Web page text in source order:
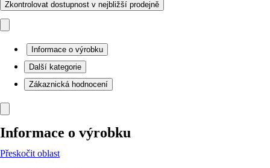
Zkontrolovat dostupnost v nejbližší prodejně
Informace o výrobku
Další kategorie
Zákaznická hodnocení
Informace o výrobku
Přeskočit oblast